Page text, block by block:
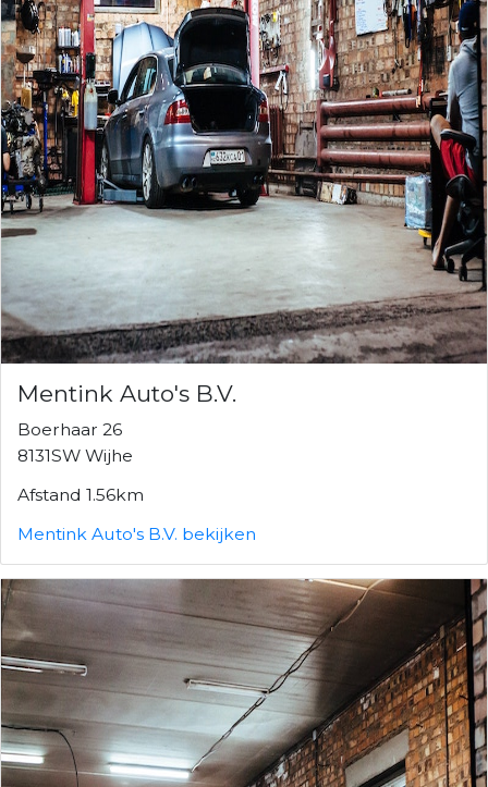
Mentink Auto's B.V.
Boerhaar 26
8131SW Wijhe
Afstand 1.56km
Mentink Auto's B.V. bekijken